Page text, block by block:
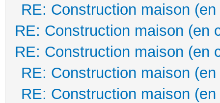
RE: Construction maison
RE: Construction maison (en
RE: Construction maison (en
RE: Construction maison
RE: Construction maison